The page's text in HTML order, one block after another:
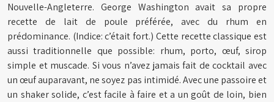
Nouvelle-Angleterre. George Washington avait sa propre
recette de lait de poule préférée, avec du rhum en
prédominance. (Indice: c’était fort.) Cette recette classique est
aussi traditionnelle que possible: rhum, porto, œuf, sirop
simple et muscade. Si vous n’avez jamais fait de cocktail avec
un œuf auparavant, ne soyez pas intimidé. Avec une passoire et
un shaker solide, c’est facile à faire et a un goût de loin, bien